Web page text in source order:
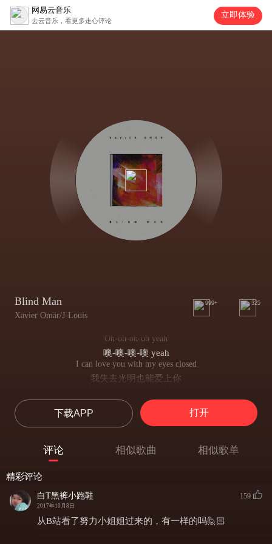
网易云音乐
去云音乐，看更多走心评论
立即体验
Blind Man
Xavier Omär/J-Louis
999+ 325
Oh-oh-oh-oh yeah
噢-噢-噢-噢 yeah
I can love you with my eyes closed
我失去光明也能爱上你
我不会看不见你的美
'Cos your heart is fine gold baby
因为你的心是纯金的 宝贝
我把我的时间都花在想你上
Tell me 'bout your dreams, tell me everything
Don't nobody care about your heart like I do
下载APP 打开
评论 相似歌曲 相似歌单
精彩评论
白T黑裤小跑鞋
2017年10月8日
159
从B站看了努力小姐姐过来的，有一样的吗🙋🏻